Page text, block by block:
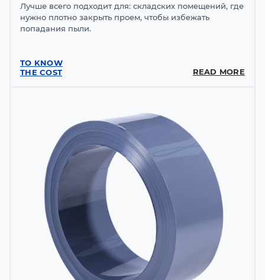
Лучше всего подходит для: складских помещений, где
нужно плотно закрыть проем, чтобы избежать
попадания пыли.
TO KNOW
THE COST
READ MORE